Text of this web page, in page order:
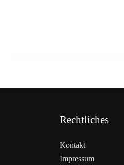
Rechtliches
Kontakt
Impressum